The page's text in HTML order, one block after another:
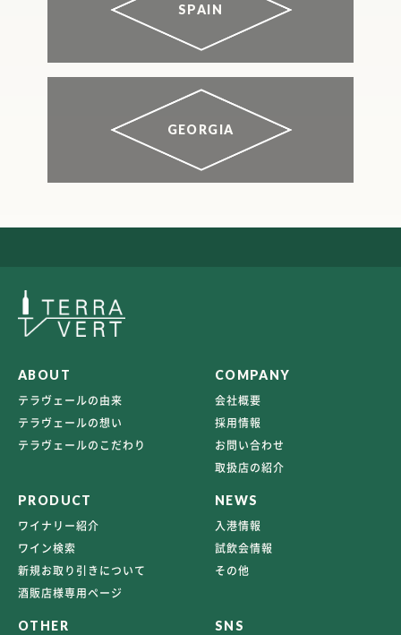
SPAIN
GEORGIA
ABOUT
テラヴェールの由来
テラヴェールの想い
テラヴェールのこだわり
COMPANY
会社概要
採用情報
お問い合わせ
取扱店の紹介
PRODUCT
ワイナリー紹介
ワイン検索
新規お取り引きについて
酒販店様専用ページ
NEWS
入港情報
試飲会情報
その他
OTHER SNS